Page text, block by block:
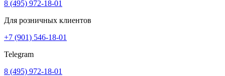
8 (495) 972-18-01
Для розничных клиентов
+7 (901) 546-18-01
Telegram
8 (495) 972-18-01